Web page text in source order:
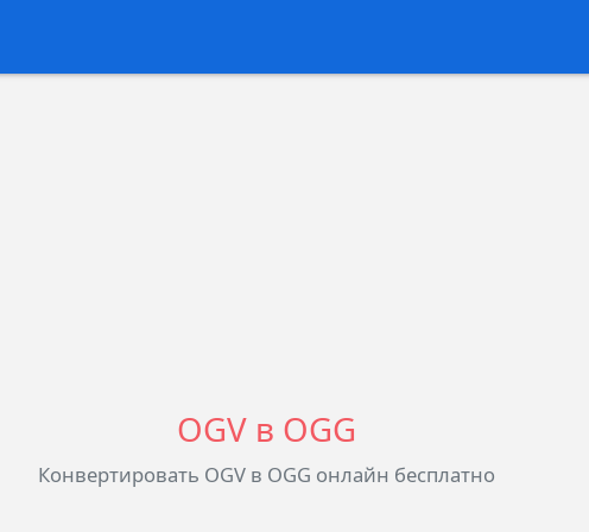
OGV в OGG
Конвертировать OGV в OGG онлайн бесплатно